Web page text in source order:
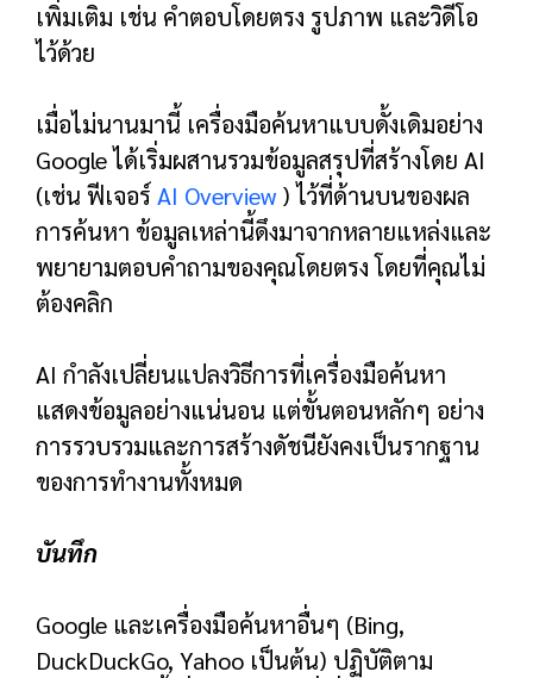
เพิ่มเติม เช่น คำตอบโดยตรง รูปภาพ และวิดีโอ
ไว้ด้วย
เมื่อไม่นานมานี้ เครื่องมือค้นหาแบบดั้งเดิมอย่าง
Google ได้เริ่มผสานรวมข้อมูลสรุปที่สร้างโดย AI
(เช่น ฟีเจอร์ AI Overview ) ไว้ที่ด้านบนของผล
การค้นหา ข้อมูลเหล่านี้ดึงมาจากหลายแหล่งและ
พยายามตอบคำถามของคุณโดยตรง โดยที่คุณไม่
ต้องคลิก
AI กำลังเปลี่ยนแปลงวิธีการที่เครื่องมือค้นหา
แสดงข้อมูลอย่างแน่นอน แต่ขั้นตอนหลักๆ อย่าง
การรวบรวมและการสร้างดัชนียังคงเป็นรากฐาน
ของการทำงานทั้งหมด
บันทึก
Google และเครื่องมือค้นหาอื่นๆ (Bing,
DuckDuckGo, Yahoo เป็นต้น) ปฏิบัติตาม